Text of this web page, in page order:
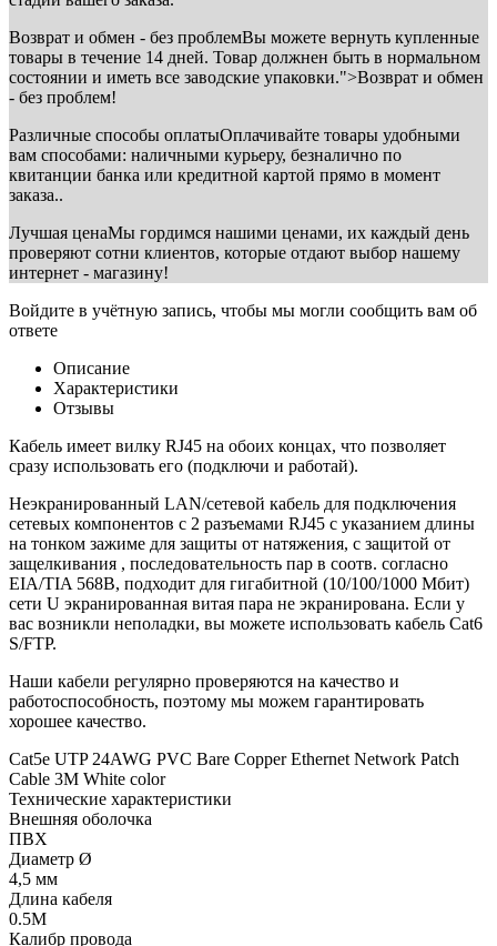
Возврат и обмен - без проблемВы можете вернуть купленные
товары в течение 14 дней. Товар должнен быть в нормальном
состоянии и иметь все заводские упаковки.">Возврат и обмен
- без проблем!
Различные способы оплатыОплачивайте товары удобными
вам способами: наличными курьеру, безналично по
квитанции банка или кредитной картой прямо в момент
заказа..
Лучшая ценаМы гордимся нашими ценами, их каждый день
проверяют сотни клиентов, которые отдают выбор нашему
интернет - магазину!
Войдите в учётную запись, чтобы мы могли сообщить вам об
ответе
Описание
Характеристики
Отзывы
Кабель имеет вилку RJ45 на обоих концах, что позволяет
сразу использовать его (подключи и работай).
Неэкранированный LAN/сетевой кабель для подключения
сетевых компонентов с 2 разъемами RJ45 с указанием длины
на тонком зажиме для защиты от натяжения, с защитой от
защелкивания , последовательность пар в соотв. согласно
EIA/TIA 568B, подходит для гигабитной (10/100/1000 Мбит)
сети U экранированная витая пара не экранирована. Если у
вас возникли неполадки, вы можете использовать кабель Cat6
S/FTP.
Наши кабели регулярно проверяются на качество и
работоспособность, поэтому мы можем гарантировать
хорошее качество.
Cat5e UTP 24AWG PVC Bare Copper Ethernet Network Patch
Cable 3M White color
Технические характеристики
Внешняя оболочка
ПВХ
Диаметр Ø
4,5 мм
Длина кабеля
0.5М
Калибр провода